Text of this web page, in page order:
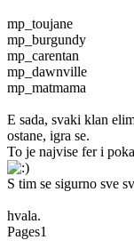
mp_toujane
mp_burgundy
mp_carentan
mp_dawnville
mp_matmama
E sada, svaki klan
ostane, igra se.
To je najvise fer i
S tim se sigurno sve
hvala.
Pages1